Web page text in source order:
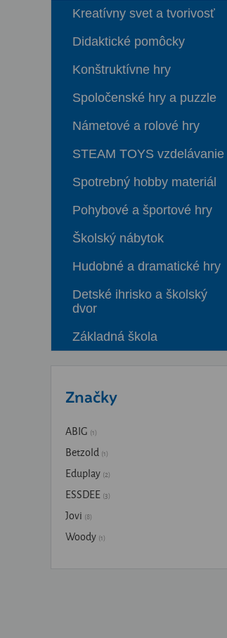
Kreatívny svet a tvorivosť
Didaktické pomôcky
Konštruktívne hry
Spoločenské hry a puzzle
Námetové a rolové hry
STEAM TOYS vzdelávanie
Spotrebný hobby materiál
Pohybové a športové hry
Školský nábytok
Hudobné a dramatické hry
Detské ihrisko a školský
dvor
Základná škola
Značky
ABIG (1)
Betzold (1)
Eduplay (2)
ESSDEE (3)
Jovi (8)
Woody (1)